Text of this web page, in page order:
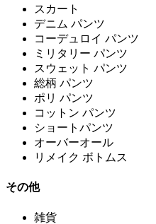
スカート
デニム パンツ
コーデュロイ パンツ
ミリタリー パンツ
スウェット パンツ
総柄 パンツ
ポリ パンツ
コットン パンツ
ショートパンツ
オーバーオール
リメイク ボトムス
その他
雑貨